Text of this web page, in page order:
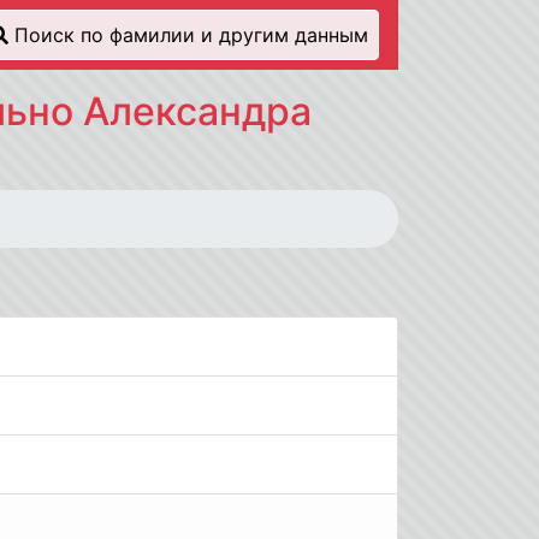
Поиск по фамилии и другим данным
Александра